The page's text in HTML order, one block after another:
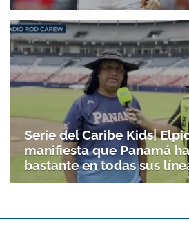
Serie del Caribe Kids|
manifiesta que Panamá
bastante en todas sus